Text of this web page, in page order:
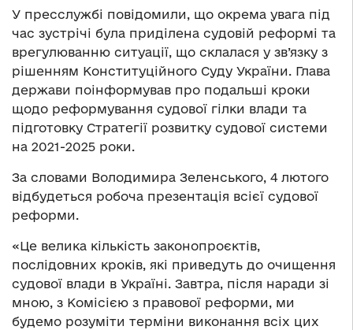
У пресслужбі повідомили, що окрема увага під
час зустрічі була приділена судовій реформі та
врегулюванню ситуації, що склалася у зв’язку з
рішенням Конституційного Суду України. Глава
держави поінформував про подальші кроки
щодо реформування судової гілки влади та
підготовку Стратегії розвитку судової системи
на 2021-2025 роки.
За словами Володимира Зеленського, 4 лютого
відбудеться робоча презентація всієї судової
реформи.
«Це велика кількість законопроєктів,
послідовних кроків, які приведуть до очищення
судової влади в Україні. Завтра, після наради зі
мною, з Комісією з правової реформи, ми
будемо розуміти терміни виконання всіх цих